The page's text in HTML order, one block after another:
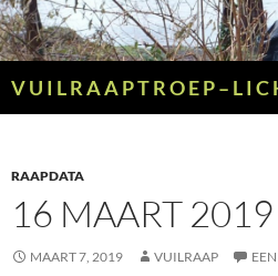
Ga
naar
de
inhoud
RAAPDATA
16 MAART 2019
MAART 7, 2019 VUILRAAP